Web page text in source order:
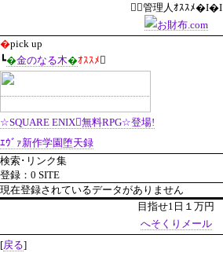
管理人ｵｽｽﾒ�I�I
�pick up
┗�金のなる木�ｵｽｽﾒ 
☆SQUARE ENIX無料RPG☆登場!
ｴｳﾞｧ新作学園堕天録
検索･リンク集
登録：0 SITE
現在登録されているデータがありません
目指せ1日１万円
へそくりメール
[戻る]